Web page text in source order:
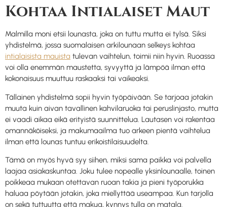
Kohtaa Intialaiset Maut
Malmilla moni etsii lounasta, joka on tuttu mutta ei tylsä. Siksi
yhdistelmä, jossa suomalaisen arkilounaan selkeys kohtaa
intialaisista mauista tulevan vaihtelun, toimii niin hyvin. Ruoassa
voi olla enemmän maustetta, syvyyttä ja lämpöä ilman että
kokonaisuus muuttuu raskaaksi tai vaikeaksi.
Tällainen yhdistelmä sopii hyvin työpäivään. Se tarjoaa jotakin
muuta kuin aivan tavallinen kahvilaruoka tai peruslinjasto, mutta
ei vaadi aikaa eikä erityistä suunnittelua. Lautasen voi rakentaa
omannäköiseksi, ja makumaailma tuo arkeen pientä vaihtelua
ilman että lounas tuntuu erikoistilaisuudelta.
Tämä on myös hyvä syy siihen, miksi sama paikka voi palvella
laajaa asiakaskuntaa. Joku tulee nopealle yksinlounaalle, toinen
poikkeaa mukaan otettavan ruoan takia ja pieni työporukka
haluaa pöytään jotakin, joka miellyttää useampaa. Kun tarjolla
on sekä tuttuutta että makua, kynnys tulla on matala.